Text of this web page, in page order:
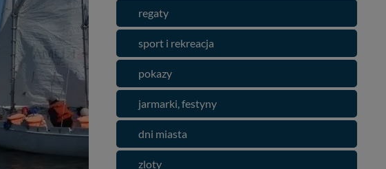
regaty
sport i rekreacja
pokazy
jarmarki, festyny
dni miasta
zloty